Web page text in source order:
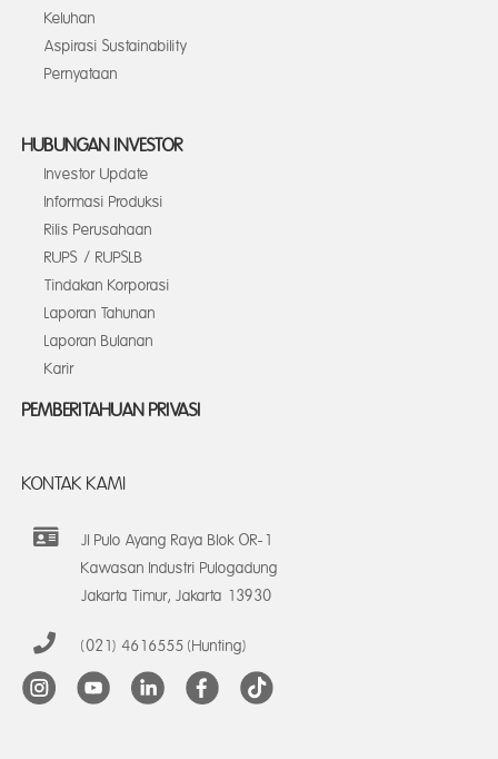
Keluhan
Aspirasi Sustainability
Pernyataan
HUBUNGAN INVESTOR
Investor Update
Informasi Produksi
Rilis Perusahaan
RUPS / RUPSLB
Tindakan Korporasi
Laporan Tahunan
Laporan Bulanan
Karir
PEMBERITAHUAN PRIVASI
KONTAK KAMI
Jl Pulo Ayang Raya Blok OR-1
Kawasan Industri Pulogadung
Jakarta Timur, Jakarta 13930
(021) 4616555 (Hunting)